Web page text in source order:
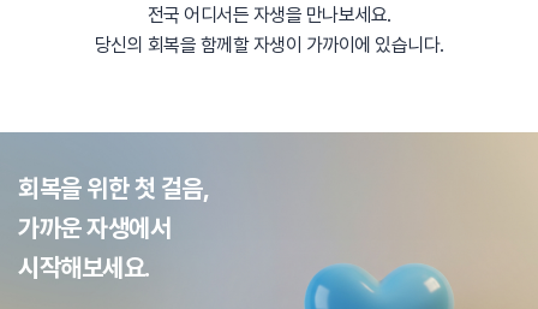
전국 어디서든 자생을 만나보세요.
당신의 회복을 함께할 자생이 가까이에 있습니다.
회복을 위한 첫 걸음,
가까운 자생에서
시작해보세요.